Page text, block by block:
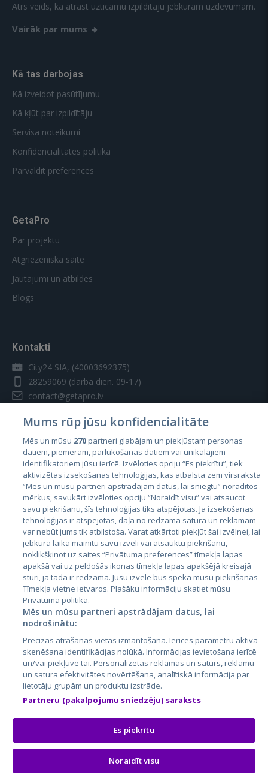
Ātrs veids, kā atrast uzticamu izpildītāju jebkuram uzdevumam.
Vairāk par mums
Kā tas darbojas
Kā izveidot pasūtījumu
Kā kļūt par izpildītāju
Servisa noteikumi
Konfidencialitātes politika
Pārvaldīt preferences
GetaPro
Par projektu
Atgriezeniskā saite
Jautājumi un atbildes
Blogs
Kontakti
City24 SIA, (40003692375)
28259069 (darba dien. 09-17)
contact@getapro.lv
Valstis
Igaunija
Latvija
Lietuva
City24.lv
City24.ee
GetaPro.lv
GetaPro.ee
Skelbiu.lt
Autoplius.lt
Aruodas.lt
CVbankas.lt
Kainos.lt
Paslaugos.lt
auto24.ee
Osta.ee
KuldneBörs.ee
Mums rūp jūsu konfidencialitāte
Mēs un mūsu 270partneri glabājam un piekļūstam personas
datiem, piemēram, pārlūkošanas datiem vai unikālajiem
identifikatoriem jūsu ierīcē. Izvēloties opciju “Es piekrītu”, tiek
aktivizētas izsekošanas tehnoloģijas, kas atbalsta zem virsraksta
“Mēs un mūsu partneri apstrādājam datus, lai sniegtu” norādītos
mērķus, savukārt izvēloties opciju “Noraidīt visu” vai atsaucot
savu piekrišanu, šīs tehnoloģijas tiks atspējotas. Ja izsekošanas
tehnoloģijas ir atspējotas, daļa no redzamā satura un reklāmām
var nebūt jums tik atbilstoša. Varat atkārtoti piekļūt šai izvēlnei, lai
jebkurā laikā mainītu savu izvēli vai atsauktu piekrišanu,
noklikšķinot uz saites “Privātuma preferences” tīmekļa lapas
apakšā vai uz peldošās ikonas tīmekļa lapas apakšējā kreisajā
stūrī, ja tāda ir redzama. Jūsu izvēle būs spēkā mūsu piekrišanas
Tīmekļa vietne ietvaros. Plašāku informāciju skatiet mūsu
Privātuma politikā.
Mēs un mūsu partneri apstrādājam datus, lai
nodrošinātu:
Precīzas atrašanās vietas izmantošana. Ierīces parametru aktīva
skenēšana identifikācijas nolūkā. Informācijas ievietošana ierīcē
un/vai piekļuve tai. Personalizētas reklāmas un saturs, reklāmu
un satura efektivitātes novērtēšana, analītiskā informācija par
lietotāju grupām un produktu izstrāde.
Partneru (pakalpojumu sniedzēju) saraksts
Es piekrītu
Noraidīt visu